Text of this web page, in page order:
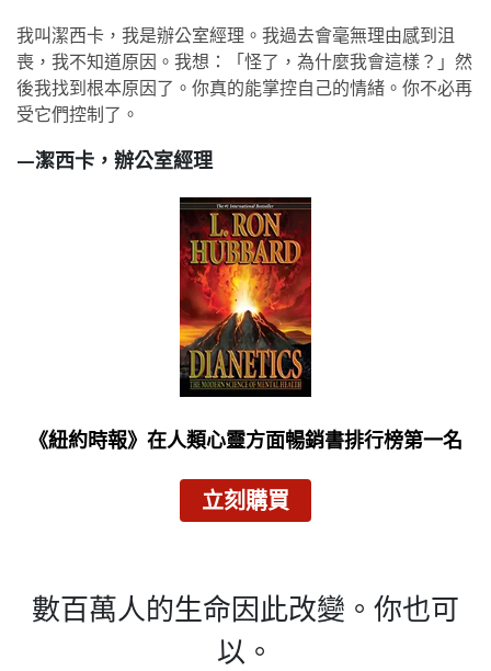
我叫潔西卡，我是辦公室經理。我過去會毫無理由感到沮
喪，我不知道原因。我想：「怪了，為什麼我會這樣？」然
後我找到根本原因了。你真的能掌控自己的情緒。你不必再
受它們控制了。
—潔西卡，辦公室經理
《紐約時報》 在人類心靈方面暢銷書排行榜第一名
立刻購買
數百萬人的生命因此改變。 你也可
以。